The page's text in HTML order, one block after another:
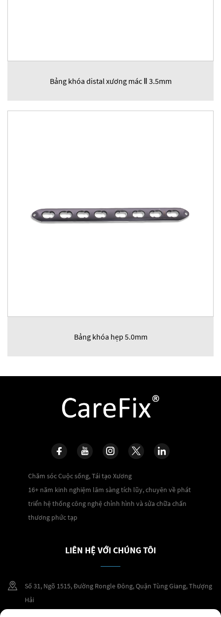
Bảng khóa distal xương mác Ⅱ 3.5mm
Bảng khóa hẹp 5.0mm
Chăm sóc Cuộc sống, Tái tạo Xương
16+ năm kinh nghiệm lâm sàng tích lũy, chuyên về phát
triển hệ thống công nghệ chỉnh hình và sửa chữa chấn
thương phức tạp
LIÊN HỆ VỚI CHÚNG TÔI
Số 31, Ngõ 1515, Đường Rongle Đông, Quận Tùng Giang, Thượng
Hải